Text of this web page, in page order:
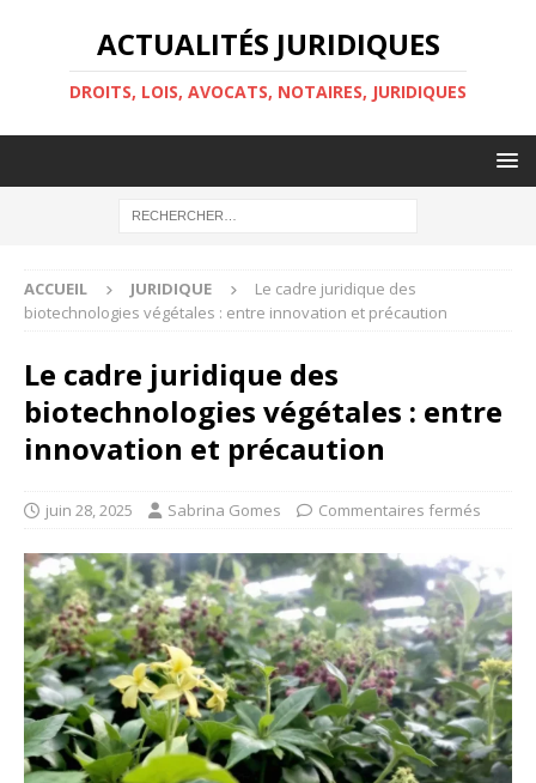
ACTUALITÉS JURIDIQUES
DROITS, LOIS, AVOCATS, NOTAIRES, JURIDIQUES
ACCUEIL JURIDIQUE
Le cadre juridique des
biotechnologies végétales : entre innovation et précaution
Le cadre juridique des
biotechnologies végétales : entre
innovation et précaution
juin 28, 2025 Sabrina Gomes Commentaires fermés